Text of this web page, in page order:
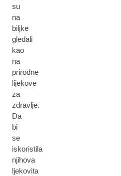
su
na
biljke
gledali
kao
na
prirodne
lijekove
za
zdravlje.
Da
bi
se
iskoristila
njihova
ljekovita